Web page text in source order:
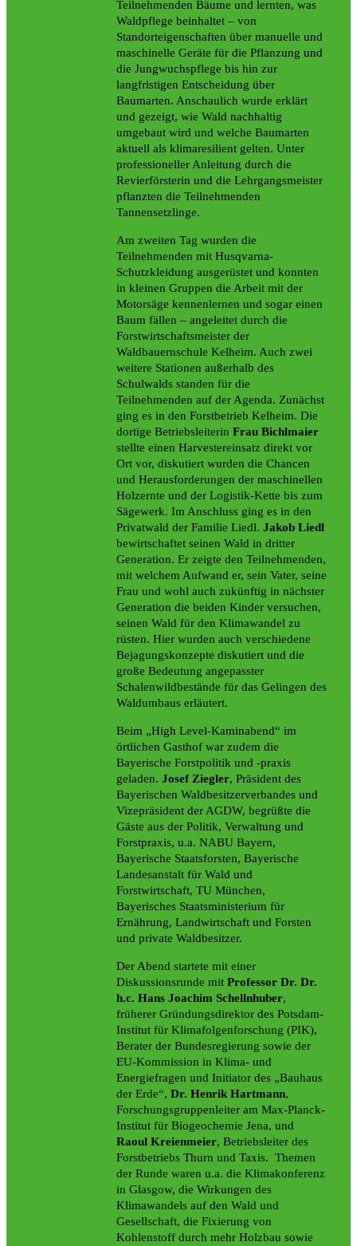
Teilnehmenden Bäume und lernten, was
Waldpflege beinhaltet – von
Standorteigenschaften über manuelle und
maschinelle Geräte für die Pflanzung und
die Jungwuchspflege bis hin zur
langfristigen Entscheidung über
Baumarten. Anschaulich wurde erklärt
und gezeigt, wie Wald nachhaltig
umgebaut wird und welche Baumarten
aktuell als klimaresilient gelten. Unter
professioneller Anleitung durch die
Revierförsterin und die Lehrgangsmeister
pflanzten die Teilnehmenden
Tannensetzlinge.
Am zweiten Tag wurden die
Teilnehmenden mit Husqvarna-
Schutzkleidung ausgerüstet und konnten
in kleinen Gruppen die Arbeit mit der
Motorsäge kennenlernen und sogar einen
Baum fällen – angeleitet durch die
Forstwirtschaftsmeister der
Waldbauernschule Kelheim. Auch zwei
weitere Stationen außerhalb des
Schulwalds standen für die
Teilnehmenden auf der Agenda. Zunächst
ging es in den Forstbetrieb Kelheim. Die
dortige Betriebsleiterin Frau Bichlmaier
stellte einen Harvestereinsatz direkt vor
Ort vor, diskutiert wurden die Chancen
und Herausforderungen der maschinellen
Holzernte und der Logistik-Kette bis zum
Sägewerk. Im Anschluss ging es in den
Privatwald der Familie Liedl. Jakob Liedl
bewirtschaftet seinen Wald in dritter
Generation. Er zeigte den Teilnehmenden,
mit welchem Aufwand er, sein Vater, seine
Frau und wohl auch zukünftig in nächster
Generation die beiden Kinder versuchen,
seinen Wald für den Klimawandel zu
rüsten. Hier wurden auch verschiedene
Bejagungskonzepte diskutiert und die
große Bedeutung angepasster
Schalenwildbestände für das Gelingen des
Waldumbaus erläutert.
Beim „High Level-Kaminabend“ im
örtlichen Gasthof war zudem die
Bayerische Forstpolitik und -praxis
geladen. Josef Ziegler, Präsident des
Bayerischen Waldbesitzerverbandes und
Vizepräsident der AGDW, begrüßte die
Gäste aus der Politik, Verwaltung und
Forstpraxis, u.a. NABU Bayern,
Bayerische Staatsforsten, Bayerische
Landesanstalt für Wald und
Forstwirtschaft, TU München,
Bayerisches Staatsministerium für
Ernährung, Landwirtschaft und Forsten
und private Waldbesitzer.
Der Abend startete mit einer
Diskussionsrunde mit Professor Dr. Dr.
h.c. Hans Joachim Schellnhuber,
früherer Gründungsdirektor des Potsdam-
Institut für Klimafolgenforschung (PIK),
Berater der Bundesregierung sowie der
EU-Kommission in Klima- und
Energiefragen und Initiator des „Bauhaus
der Erde“, Dr. Henrik Hartmann,
Forschungsgruppenleiter am Max-Planck-
Institut für Biogeochemie Jena, und
Raoul Kreienmeier, Betriebsleiter des
Forstbetriebs Thurn und Taxis. Themen
der Runde waren u.a. die Klimakonferenz
in Glasgow, die Wirkungen des
Klimawandels auf den Wald und
Gesellschaft, die Fixierung von
Kohlenstoff durch mehr Holzbau sowie